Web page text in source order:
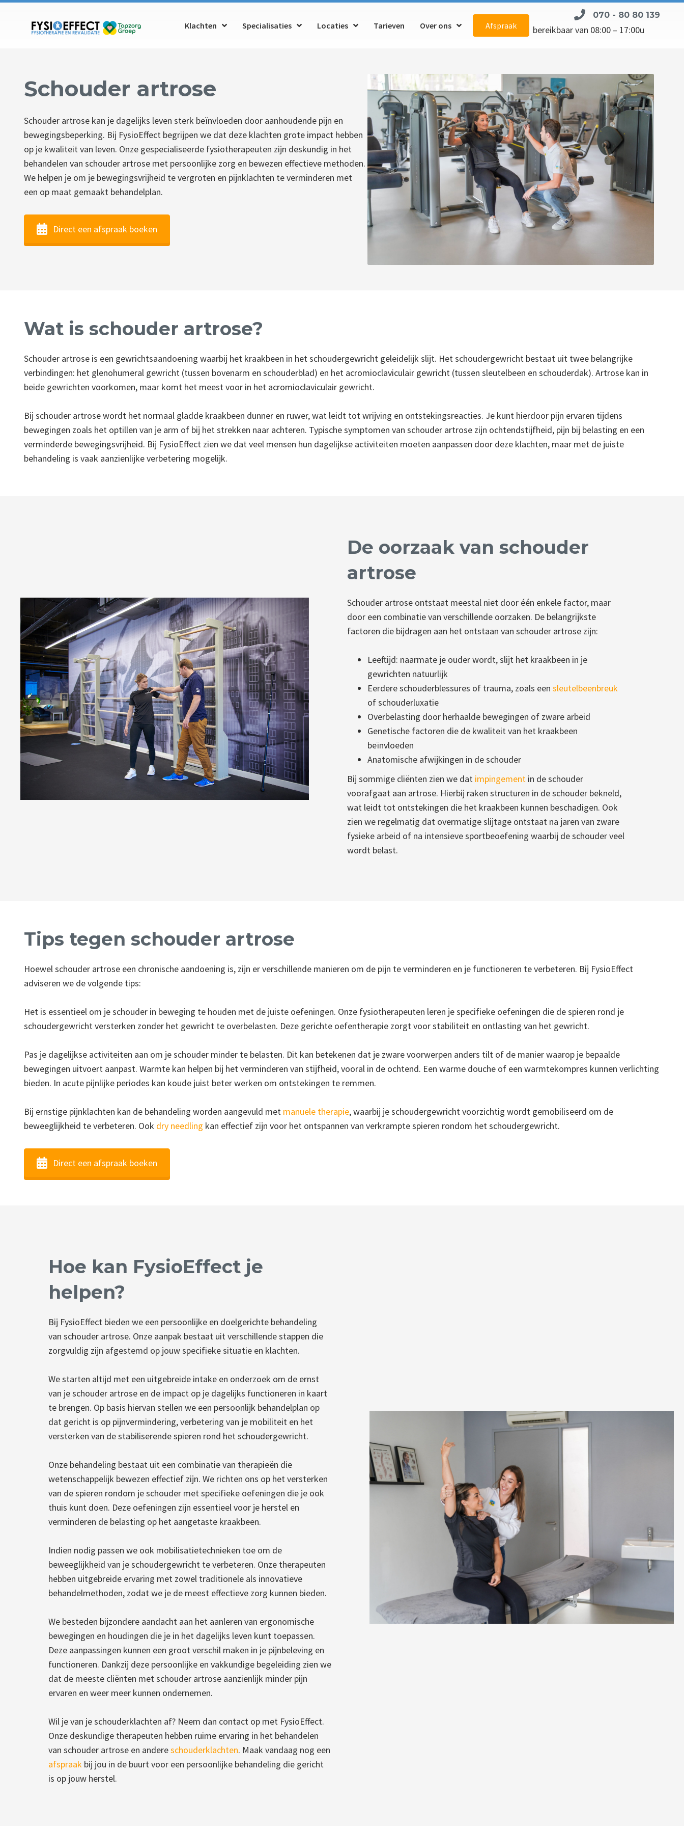
Klachten Specialisaties Locaties Tarieven Over ons Afspraak
070 - 80 80 139
bereikbaar van 08:00 – 17:00u
Schouder artrose
Schouder artrose kan je dagelijks leven sterk beïnvloeden door aanhoudende pijn en
bewegingsbeperking. Bij FysioEffect begrijpen we dat deze klachten grote impact hebben
op je kwaliteit van leven. Onze gespecialiseerde fysiotherapeuten zijn deskundig in het
behandelen van schouder artrose met persoonlijke zorg en bewezen effectieve methoden.
We helpen je om je bewegingsvrijheid te vergroten en pijnklachten te verminderen met
een op maat gemaakt behandelplan.
Direct een afspraak boeken
Wat is schouder artrose?
Schouder artrose is een gewrichtsaandoening waarbij het kraakbeen in het schoudergewricht geleidelijk slijt. Het schoudergewricht bestaat uit twee belangrijke
verbindingen: het glenohumeral gewricht (tussen bovenarm en schouderblad) en het acromioclaviculair gewricht (tussen sleutelbeen en schouderdak). Artrose kan in
beide gewrichten voorkomen, maar komt het meest voor in het acromioclaviculair gewricht.
Bij schouder artrose wordt het normaal gladde kraakbeen dunner en ruwer, wat leidt tot wrijving en ontstekingsreacties. Je kunt hierdoor pijn ervaren tijdens
bewegingen zoals het optillen van je arm of bij het strekken naar achteren. Typische symptomen van schouder artrose zijn ochtendstijfheid, pijn bij belasting en een
verminderde bewegingsvrijheid. Bij FysioEffect zien we dat veel mensen hun dagelijkse activiteiten moeten aanpassen door deze klachten, maar met de juiste
behandeling is vaak aanzienlijke verbetering mogelijk.
De oorzaak van schouder
artrose
Schouder artrose ontstaat meestal niet door één enkele factor, maar
door een combinatie van verschillende oorzaken. De belangrijkste
factoren die bijdragen aan het ontstaan van schouder artrose zijn:
Leeftijd: naarmate je ouder wordt, slijt het kraakbeen in je
gewrichten natuurlijk
Eerdere schouderblessures of trauma, zoals een sleutelbeenbreuk
of schouderluxatie
Overbelasting door herhaalde bewegingen of zware arbeid
Genetische factoren die de kwaliteit van het kraakbeen
beïnvloeden
Anatomische afwijkingen in de schouder
Bij sommige cliënten zien we dat impingementin de schouder
voorafgaat aan artrose. Hierbij raken structuren in de schouder bekneld,
wat leidt tot ontstekingen die het kraakbeen kunnen beschadigen. Ook
zien we regelmatig dat overmatige slijtage ontstaat na jaren van zware
fysieke arbeid of na intensieve sportbeoefening waarbij de schouder veel
wordt belast.
Tips tegen schouder artrose
Hoewel schouder artrose een chronische aandoening is, zijn er verschillende manieren om de pijn te verminderen en je functioneren te verbeteren. Bij FysioEffect
adviseren we de volgende tips:
Het is essentieel om je schouder in beweging te houden met de juiste oefeningen. Onze fysiotherapeuten leren je specifieke oefeningen die de spieren rond je
schoudergewricht versterken zonder het gewricht te overbelasten. Deze gerichte oefentherapie zorgt voor stabiliteit en ontlasting van het gewricht.
Pas je dagelijkse activiteiten aan om je schouder minder te belasten. Dit kan betekenen dat je zware voorwerpen anders tilt of de manier waarop je bepaalde
bewegingen uitvoert aanpast. Warmte kan helpen bij het verminderen van stijfheid, vooral in de ochtend. Een warme douche of een warmtekompres kunnen verlichting
bieden. In acute pijnlijke periodes kan koude juist beter werken om ontstekingen te remmen.
Bij ernstige pijnklachten kan de behandeling worden aangevuld met manuele therapie, waarbij je schoudergewricht voorzichtig wordt gemobiliseerd om de
beweeglijkheid te verbeteren. Ook dry needling kan effectief zijn voor het ontspannen van verkrampte spieren rondom het schoudergewricht.
Direct een afspraak boeken
Hoe kan FysioEffect je
helpen?
Bij FysioEffect bieden we een persoonlijke en doelgerichte behandeling
van schouder artrose. Onze aanpak bestaat uit verschillende stappen die
zorgvuldig zijn afgestemd op jouw specifieke situatie en klachten.
We starten altijd met een uitgebreide intake en onderzoek om de ernst
van je schouder artrose en de impact op je dagelijks functioneren in kaart
te brengen. Op basis hiervan stellen we een persoonlijk behandelplan op
dat gericht is op pijnvermindering, verbetering van je mobiliteit en het
versterken van de stabiliserende spieren rond het schoudergewricht.
Onze behandeling bestaat uit een combinatie van therapieën die
wetenschappelijk bewezen effectief zijn. We richten ons op het versterken
van de spieren rondom je schouder met specifieke oefeningen die je ook
thuis kunt doen. Deze oefeningen zijn essentieel voor je herstel en
verminderen de belasting op het aangetaste kraakbeen.
Indien nodig passen we ook mobilisatietechnieken toe om de
beweeglijkheid van je schoudergewricht te verbeteren. Onze therapeuten
hebben uitgebreide ervaring met zowel traditionele als innovatieve
behandelmethoden, zodat we je de meest effectieve zorg kunnen bieden.
We besteden bijzondere aandacht aan het aanleren van ergonomische
bewegingen en houdingen die je in het dagelijks leven kunt toepassen.
Deze aanpassingen kunnen een groot verschil maken in je pijnbeleving en
functioneren. Dankzij deze persoonlijke en vakkundige begeleiding zien we
dat de meeste cliënten met schouder artrose aanzienlijk minder pijn
ervaren en weer meer kunnen ondernemen.
Wil je van je schouderklachten af? Neem dan contact op met FysioEffect.
Onze deskundige therapeuten hebben ruime ervaring in het behandelen
van schouder artrose en andereschouderklachten. Maak vandaag nog een
afspraak bij jou in de buurt voor een persoonlijke behandeling die gericht
is op jouw herstel.